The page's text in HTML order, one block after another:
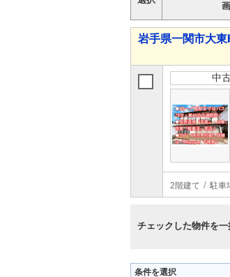
岩手県一関市大
中
2階建て 駐車
チェックした物件を一
条件を選択